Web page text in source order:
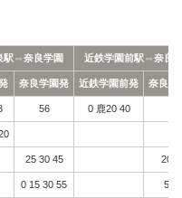
駅⇔奈良学園 近鉄学園前駅⇔奈良
奈良学園発 近鉄学園前発 奈良学
56 0 鹿20 40
25 30 45 20
0 15 30 55 5 40